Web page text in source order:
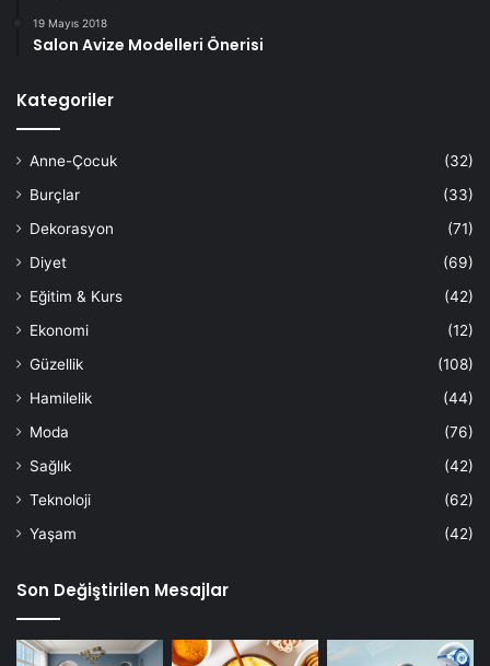
19 Mayıs 2018
Salon Avize Modelleri Önerisi
Kategoriler
Anne-Çocuk
(32)
Burçlar
(33)
Dekorasyon
(71)
Diyet
(69)
Eğitim & Kurs
(42)
Ekonomi
(12)
Güzellik
(108)
Hamilelik
(44)
Moda
(76)
Sağlık
(42)
Teknoloji
(62)
Yaşam
(42)
Son Değiştirilen Mesajlar